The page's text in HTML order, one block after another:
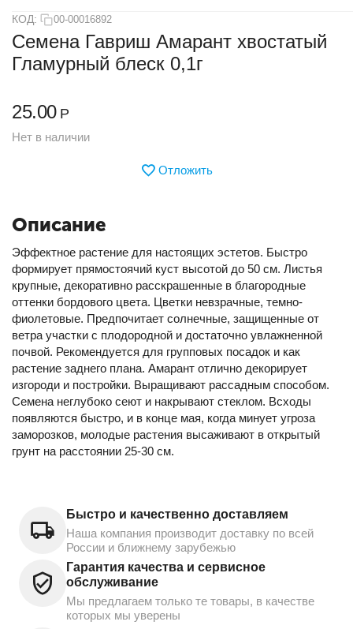
КОД: 00-00016892
Семена Гавриш Амарант хвостатый
Гламурный блеск 0,1г
25.00 Р
Нет в наличии
Отложить
Описание
Эффектное растение для настоящих эстетов. Быстро
формирует прямостоячий куст высотой до 50 см. Листья
крупные, декоративно расскрашенные в благородные
оттенки бордового цвета. Цветки невзрачные, темно-
фиолетовые. Предпочитает солнечные, защищенные от
ветра участки с плодородной и достаточно увлажненной
почвой. Рекомендуется для групповых посадок и как
растение заднего плана. Амарант отлично декорирует
изгороди и постройки. Выращивают рассадным способом.
Семена неглубоко сеют и накрывают стеклом. Всходы
появляются быстро, и в конце мая, когда минует угроза
заморозков, молодые растения высаживают в открытый
грунт на расстоянии 25-30 см.
Быстро и качественно доставляем
Наша компания производит доставку по всей
России и ближнему зарубежью
Гарантия качества и сервисное
обслуживание
Мы предлагаем только те товары, в качестве
которых мы уверены